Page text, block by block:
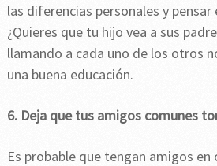
las diferencias personales y
¿Quieres que tu hijo vea a sus
llamando a cada uno de los otros
una buena educación.
6. Deja que tus amigos comunes
Es probable que tengan amigos en